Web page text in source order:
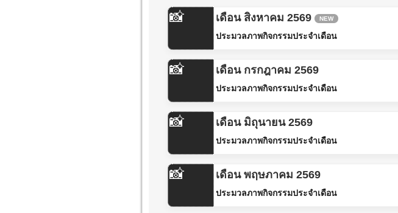
📸 เดือน สิงหาคม 2569 NEW
ประมวลภาพกิจกรรมประจำเดือน
📸 เดือน กรกฎาคม 2569
ประมวลภาพกิจกรรมประจำเดือน
📸 เดือน มิถุนายน 2569
ประมวลภาพกิจกรรมประจำเดือน
📸 เดือน พฤษภาคม 2569
ประมวลภาพกิจกรรมประจำเดือน